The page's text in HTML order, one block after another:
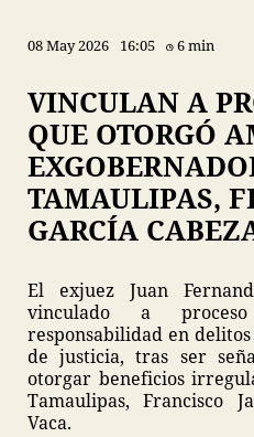
08 May 2026 16:05 6 min
VINCULAN A
QUE OTORGÓ
TAMAULIPAS,
GARCÍA
El exjuez Juan
vinculado a
responsabilidad en
de justicia, tras ser
otorgar beneficios
Tamaulipas, Francisco
Vaca.